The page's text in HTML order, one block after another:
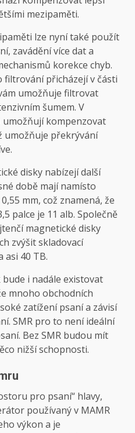
mezipaměti.
lze nyní také použít
zavádění více dat a
korekce chyb.
přicházejí v části
umožňuje filtrovat
šumem. V
kompenzovat
umožňuje překrývání
disky nabízejí další
době mají namísto
mm, což znamená, že
palce je 11 alb. Společně
magnetické disky
zvýšit skladovací
asi 40 TB.
i nadále existovat
mnoho obchodních
zatížení psaní a závisí
SMR pro to není ideální
Bez SMR budou mít
nižší schopnosti.
pro psaní“ hlavy,
používaný v MAMR
výkon a je